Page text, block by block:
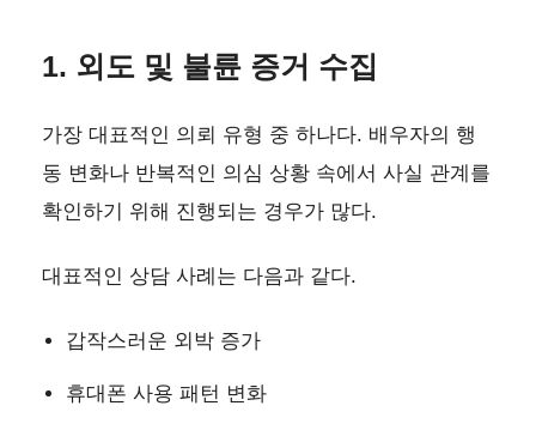
1. 외도 및 불륜 증거 수집
가장 대표적인 의뢰 유형 중 하나다. 배우자의 행
동 변화나 반복적인 의심 상황 속에서 사실 관계를
확인하기 위해 진행되는 경우가 많다.
대표적인 상담 사례는 다음과 같다.
갑작스러운 외박 증가
휴대폰 사용 패턴 변화